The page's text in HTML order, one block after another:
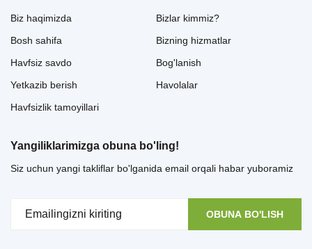
Biz haqimizda
Bosh sahifa
Havfsiz savdo
Yetkazib berish
Havfsizlik tamoyillari
Bizlar kimmiz?
Bizning hizmatlar
Bog'lanish
Havolalar
Yangiliklarimizga obuna bo'ling!
Siz uchun yangi takliflar bo'lganida email orqali habar yuboramiz
OBUNA BO'LISH